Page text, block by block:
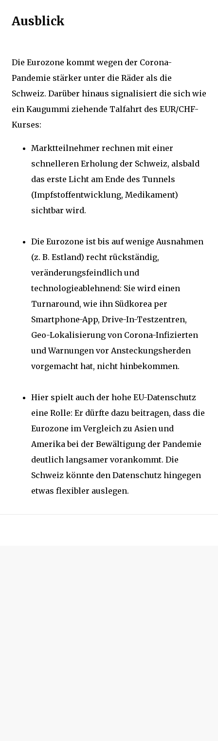
Ausblick
Die Eurozone kommt wegen der Corona-
Pandemie stärker unter die Räder als die
Schweiz. Darüber hinaus signalisiert die sich wie
ein Kaugummi ziehende Talfahrt des EUR/CHF-
Kurses:
Marktteilnehmer rechnen mit einer
schnelleren Erholung der Schweiz, alsbald
das erste Licht am Ende des Tunnels
(Impfstoffentwicklung, Medikament)
sichtbar wird.
Die Eurozone ist bis auf wenige Ausnahmen
(z. B. Estland) recht rückständig,
veränderungsfeindlich und
technologieablehnend: Sie wird einen
Turnaround, wie ihn Südkorea per
Smartphone-App, Drive-In-Testzentren,
Geo-Lokalisierung von Corona-Infizierten
und Warnungen vor Ansteckungsherden
vorgemacht hat, nicht hinbekommen.
Hier spielt auch der hohe EU-Datenschutz
eine Rolle: Er dürfte dazu beitragen, dass die
Eurozone im Vergleich zu Asien und
Amerika bei der Bewältigung der Pandemie
deutlich langsamer vorankommt. Die
Schweiz könnte den Datenschutz hingegen
etwas flexibler auslegen.